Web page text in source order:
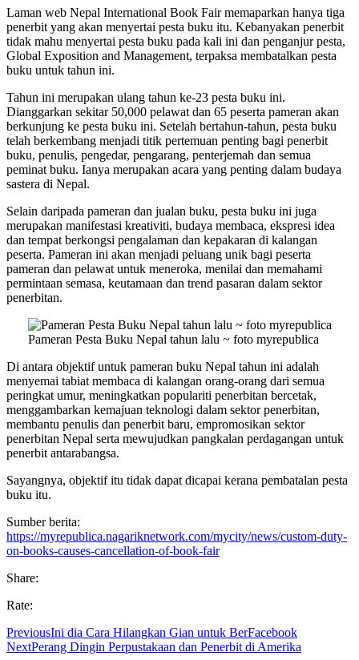
Laman web Nepal International Book Fair memaparkan hanya tiga
penerbit yang akan menyertai pesta buku itu. Kebanyakan penerbit
tidak mahu menyertai pesta buku pada kali ini dan penganjur pesta,
Global Exposition and Management, terpaksa membatalkan pesta
buku untuk tahun ini.
Tahun ini merupakan ulang tahun ke-23 pesta buku ini.
Dianggarkan sekitar 50,000 pelawat dan 65 peserta pameran akan
berkunjung ke pesta buku ini. Setelah bertahun-tahun, pesta buku
telah berkembang menjadi titik pertemuan penting bagi penerbit
buku, penulis, pengedar, pengarang, penterjemah dan semua
peminat buku. Ianya merupakan acara yang penting dalam budaya
sastera di Nepal.
Selain daripada pameran dan jualan buku, pesta buku ini juga
merupakan manifestasi kreativiti, budaya membaca, ekspresi idea
dan tempat berkongsi pengalaman dan kepakaran di kalangan
peserta. Pameran ini akan menjadi peluang unik bagi peserta
pameran dan pelawat untuk meneroka, menilai dan memahami
permintaan semasa, keutamaan dan trend pasaran dalam sektor
penerbitan.
Pameran Pesta Buku Nepal tahun lalu ~ foto myrepublica
Di antara objektif untuk pameran buku Nepal tahun ini adalah
menyemai tabiat membaca di kalangan orang-orang dari semua
peringkat umur, meningkatkan populariti penerbitan bercetak,
menggambarkan kemajuan teknologi dalam sektor penerbitan,
membantu penulis dan penerbit baru, empromosikan sektor
penerbitan Nepal serta mewujudkan pangkalan perdagangan untuk
penerbit antarabangsa.
Sayangnya, objektif itu tidak dapat dicapai kerana pembatalan pesta
buku itu.
Sumber berita:
https://myrepublica.nagariknetwork.com/mycity/news/custom-duty-
on-books-causes-cancellation-of-book-fair
Share:
Rate:
PreviousIni dia Cara Hilangkan Gian untuk BerFacebook
NextPerang Dingin Perpustakaan dan Penerbit di Amerika